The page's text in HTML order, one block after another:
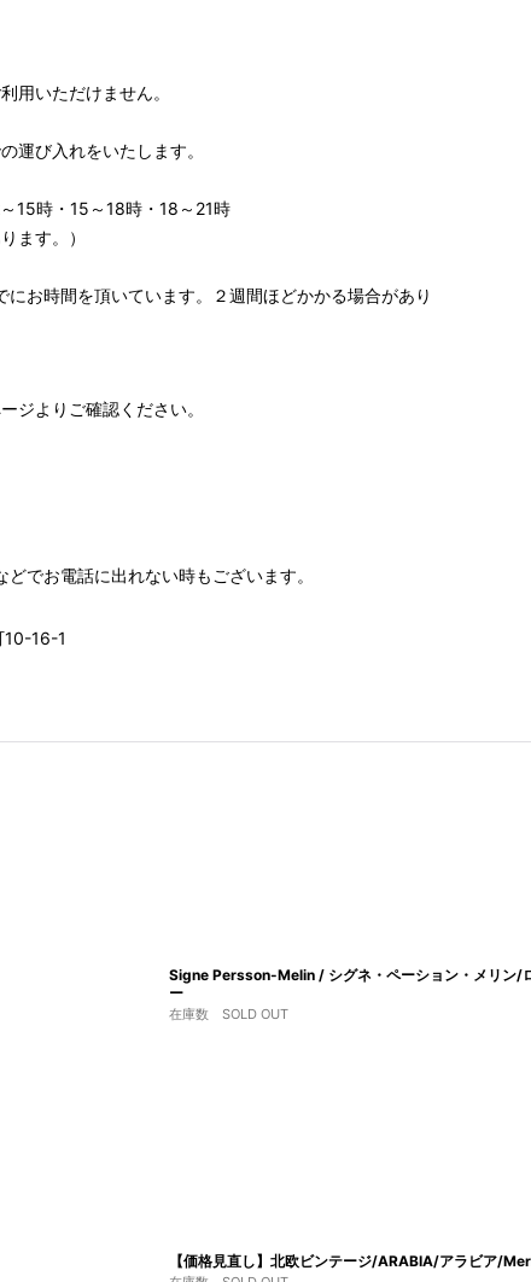
用いただけません。
運び入れをいたします。
15時・15～18時・18～21時
ます。）
お時間を頂いています。２週間ほどかかる場合があり
ジよりご確認ください。
でお電話に出れない時もございます。
10-16-1
Signe Persson-Melin / シグネ・ペーション・メリン/
ー
在庫数 SOLD OUT
【価格見直し】北欧ビンテージ/ARABIA/アラビア/